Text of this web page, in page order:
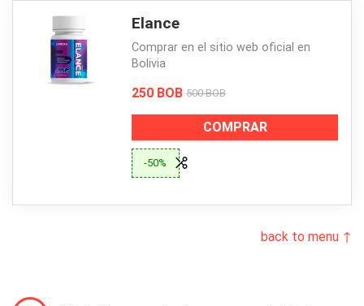
Elance
Comprar en el sitio web oficial en
Bolivia
250 BOB 500 BOB
COMPRAR
-50%
back to menu ↑